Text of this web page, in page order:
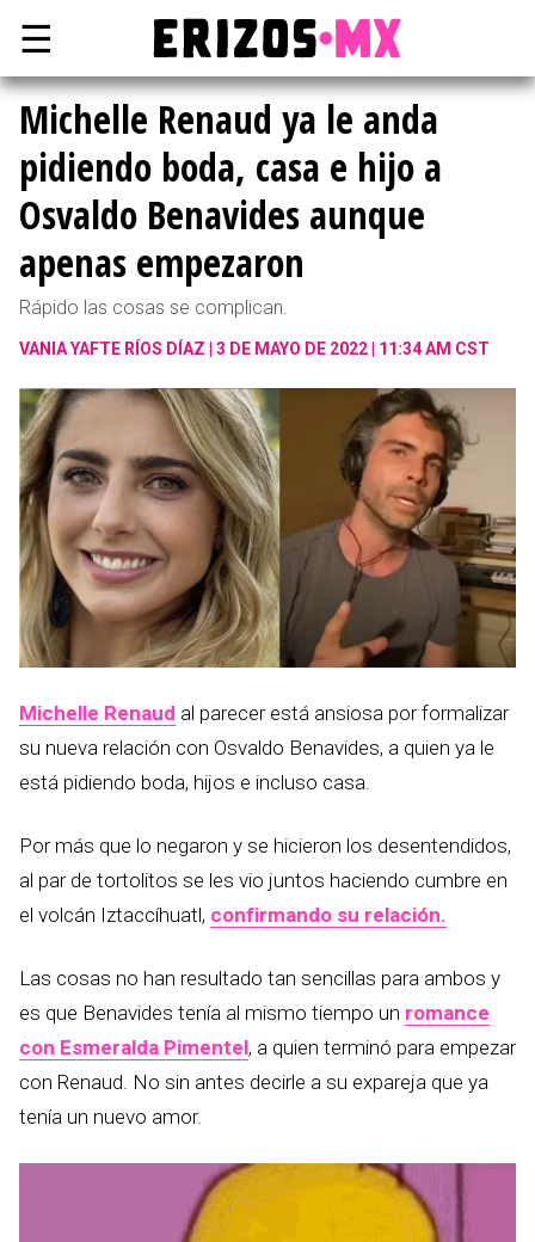
☰
Michelle Renaud ya le anda
pidiendo boda, casa e hijo a
Osvaldo Benavides aunque
apenas empezaron
Rápido las cosas se complican.
VANIA YAFTE RÍOS DÍAZ 3 DE MAYO DE 2022 | 11:34 AM CST
Michelle Renaud al parecer está ansiosa por formalizar
su nueva relación con Osvaldo Benavides, a quien ya le
está pidiendo boda, hijos e incluso casa.
Por más que lo negaron y se hicieron los desentendidos,
al par de tortolitos se les vio juntos haciendo cumbre en
el volcán Iztaccíhuatl, confirmando su relación.
Las cosas no han resultado tan sencillas para ambos y
es que Benavides tenía al mismo tiempo un romance
con Esmeralda Pimentel, a quien terminó para empezar
con Renaud. No sin antes decirle a su expareja que ya
tenía un nuevo amor.